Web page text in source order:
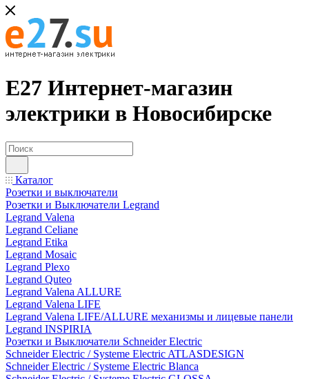
Е27 Интернет-магазин
электрики в Новосибирске
Каталог
Розетки и выключатели
Розетки и Выключатели Legrand
Legrand Valena
Legrand Celiane
Legrand Etika
Legrand Mosaic
Legrand Plexo
Legrand Quteo
Legrand Valena ALLURE
Legrand Valena LIFE
Legrand Valena LIFE/ALLURE механизмы и лицевые панели
Legrand INSPIRIA
Розетки и Выключатели Schneider Electric
Schneider Electric / Systeme Electric ATLASDESIGN
Schneider Electric / Systeme Electric Blanca